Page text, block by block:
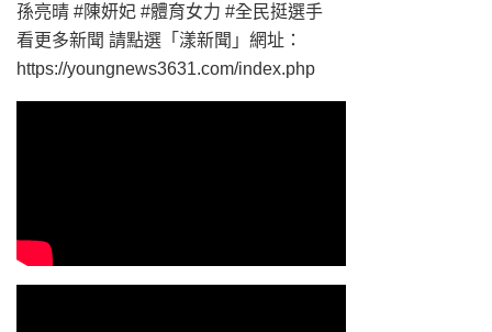
孫亮晴 #陳妍妃 #體育女力 #全民挺選手
看更多新聞 請點選「漾新聞」網址：
https://youngnews3631.com/index.php